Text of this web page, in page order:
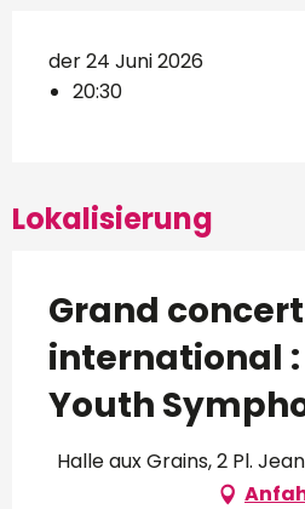
der 24 Juni 2026
20:30
Lokalisierung
Grand concert
international
Youth
Halle aux Grains, 2 Pl.